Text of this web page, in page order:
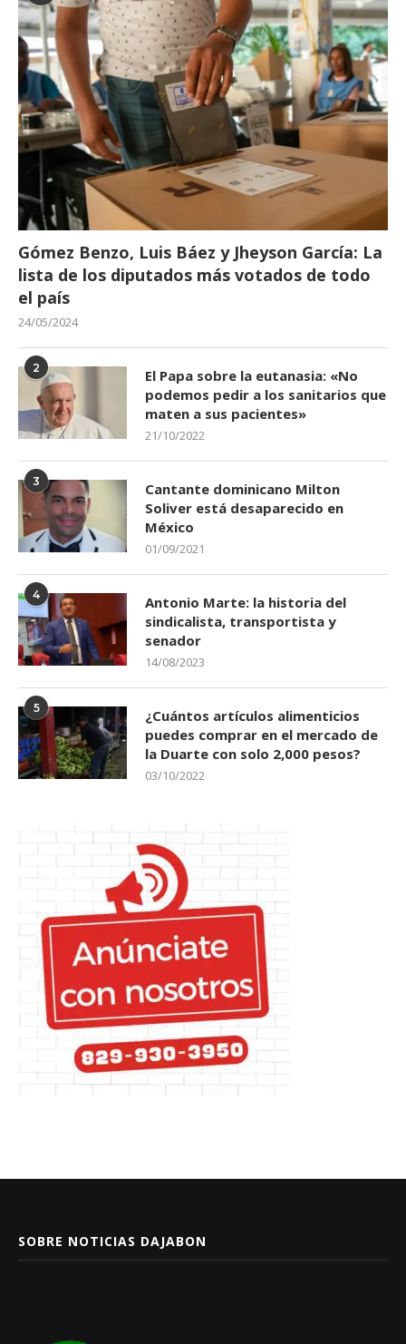
Gómez Benzo, Luis Báez y Jheyson García: La
lista de los diputados más votados de todo
el país
24/05/2024
2
El Papa sobre la eutanasia: «No
podemos pedir a los sanitarios que
maten a sus pacientes»
21/10/2022
3
Cantante dominicano Milton
Soliver está desaparecido en
México
01/09/2021
4
Antonio Marte: la historia del
sindicalista, transportista y
senador
14/08/2023
5
¿Cuántos artículos alimenticios
puedes comprar en el mercado de
la Duarte con solo 2,000 pesos?
03/10/2022
SOBRE NOTICIAS DAJABON